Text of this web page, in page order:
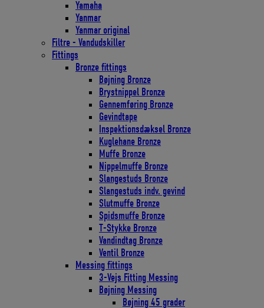
Yamaha
Yanmar
Yanmar original
Filtre - Vandudskiller
Fittings
Bronze fittings
Bøjning Bronze
Brystnippel Bronze
Gennemføring Bronze
Gevindtape
Inspektionsdæksel Bronze
Kuglehane Bronze
Muffe Bronze
Nippelmuffe Bronze
Slangestuds Bronze
Slangestuds indv. gevind
Slutmuffe Bronze
Spidsmuffe Bronze
T-Stykke Bronze
Vandindtag Bronze
Ventil Bronze
Messing fittings
3-Vejs Fitting Messing
Bøjning Messing
Bøjning 45 grader